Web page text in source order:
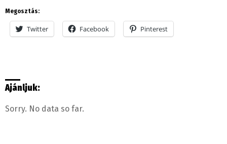
Megosztás:
Twitter Facebook Pinterest
Ajánljuk:
Sorry. No data so far.